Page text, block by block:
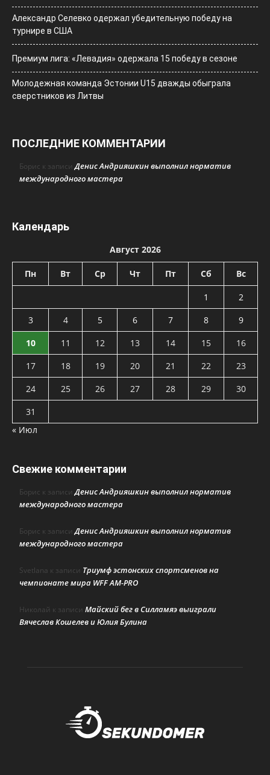
Александр Селевко одержал убедительную победу на
турнире в США
Премиум лига: «Левадия» одержала 15 победу в сезоне
Молодежная команда Эстонии U15 дважды обыграла
сверстников из Литвы
ПОСЛЕДНИЕ КОММЕНТАРИИ
Борис к записиДенис Андрияшкин выполнил норматив
международного мастера
Календарь
Август 2026
Пн Вт Ср Чт Пт Сб Вс
1
2
3
4 5 6 7 8
9
10
11 12 13 14 15
16
17
18 19 20 21 22
23
24
25 26 27 28 29
30
31
« Июл
Свежие комментарии
Борис к записиДенис Андрияшкин выполнил норматив
международного мастера
Борис к записиДенис Андрияшкин выполнил норматив
международного мастера
Svetlana к записи Триумф эстонских спортсменов на
чемпионате мира WFF AM-PRO
Николай к записи Майский бег в Силламяэ выиграли
Вячеслав Кошелев и Юлия Булина